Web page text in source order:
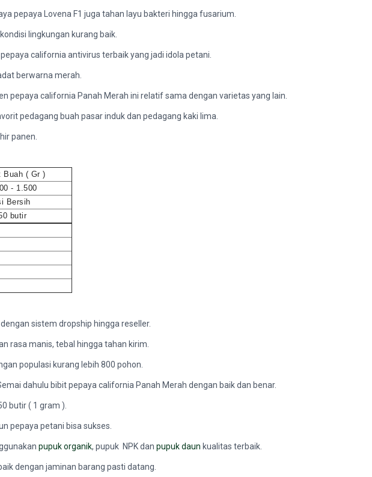
pepaya Lovena F1 juga tahan layu bakteri hingga fusarium.
lingkungan kurang baik.
california antivirus terbaik yang jadi idola petani.
berwarna merah.
pepaya california Panah Merah ini relatif sama dengan varietas yang lain.
pedagang buah pasar induk dan pedagang kaki lima.
panen.
Buah ( Gr )
- 1.500
Bersih
butir
sistem dropship hingga reseller.
rasa manis, tebal hingga tahan kirim.
populasi kurang lebih 800 pohon.
dahulu bibit pepaya california Panah Merah dengan baik dan benar.
butir ( 1 gram ).
pepaya petani bisa sukses.
pupuk organik, pupuk NPK dan pupuk daun kualitas terbaik.
dengan jaminan barang pasti datang.